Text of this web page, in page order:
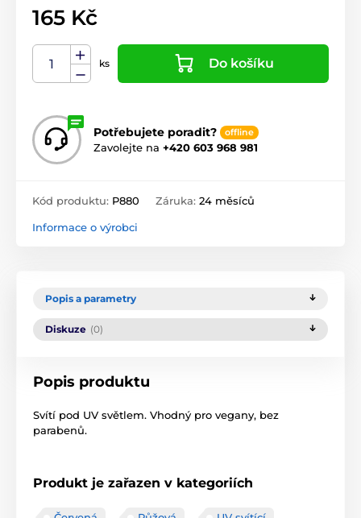
165 Kč
ks Do košíku
Potřebujete poradit? offline
Zavolejte na +420 603 968 981
Kód produktu: P880 Záruka: 24 měsíců
Informace o výrobci
Popis a parametry
Diskuze (0)
Popis produktu
Svítí pod UV světlem. Vhodný pro vegany, bez
parabenů.
Produkt je zařazen v kategoriích